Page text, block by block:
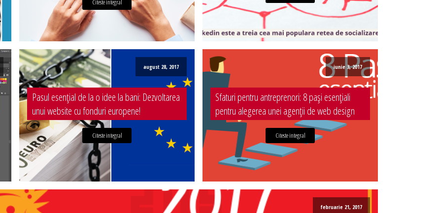
Citeste integral
august 28, 2017
Pasul esențial de la o idee la bani: Dezvoltarea
unui website cu fonduri europene!
Citeste integral
iunie 3, 2017
Sfaturi pentru antreprenori: 8 pași esențiali
pentru alegerea unei agenții de web design
Citeste integral
februarie 21, 2017